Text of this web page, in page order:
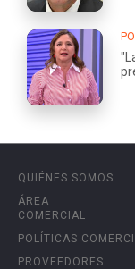
QUIÉNES SOMOS
ÁREA
COMERCIAL
POLÍTICAS
PROVEEDORES